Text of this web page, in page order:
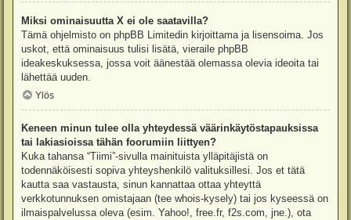
Miksi ominaisuutta X ei ole saatavilla?
Tämä ohjelmisto on phpBB Limitedin kirjoittama ja lisensoima. Jos
uskot, että ominaisuus tulisi lisätä, vieraile phpBB
ideakeskuksessa , jossa voit äänestää olemassa olevia ideoita tai
lähettää uuden.
Ylös
Keneen minun tulee olla yhteydessä väärinkäytöstapauksissa
tai lakiasioissa tähän foorumiin liittyen?
Kuka tahansa “Tiimi”-sivulla mainituista ylläpitäjistä on
todennäköisesti sopiva yhteyshenkilö valituksillesi. Jos et tätä
kautta saa vastausta, sinun kannattaa ottaa yhteyttä
verkkotunnuksen omistajaan (tee whois-kysely) tai jos kyseessä on
ilmaispalvelussa oleva (esim. Yahoo!, free.fr, f2s.com, jne.), ota